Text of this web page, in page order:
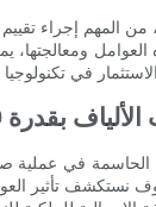
المستمرة للنقش بالليزر بمجموعة متنوعة من المتغيرات التشغيلية. عند النظر في شراء وتشغيل آلة
العوامل
بقدرة 100 وات
الحاسمة في عملية
نستكشف تأثير